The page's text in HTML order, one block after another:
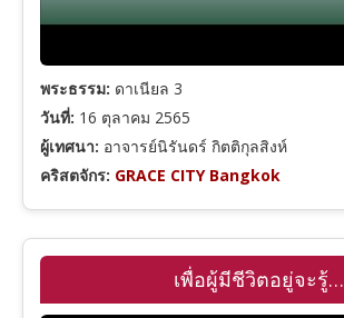
1 เธสะโลนิกา
พระธรรม: ดาเนียล 3
วันที่: 16 ตุลาคม 2565
ผู้เทศนา: อาจารย์นิรันดร์ กิตติกุลสิงห์
คริสตจักร: GRACE CITY Bangkok
เพื่อผู้มีชีวิตอยู่จะรู้…